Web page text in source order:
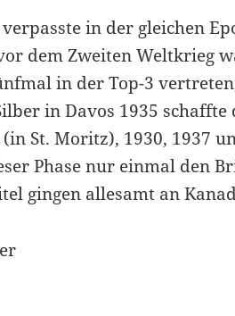
verpasste in der gleichen
dem Zweiten Weltkrieg
in der Top-3
in Davos 1935
(in St. Moritz), 1930, 1937
Phase nur einmal den
gingen allesamt an